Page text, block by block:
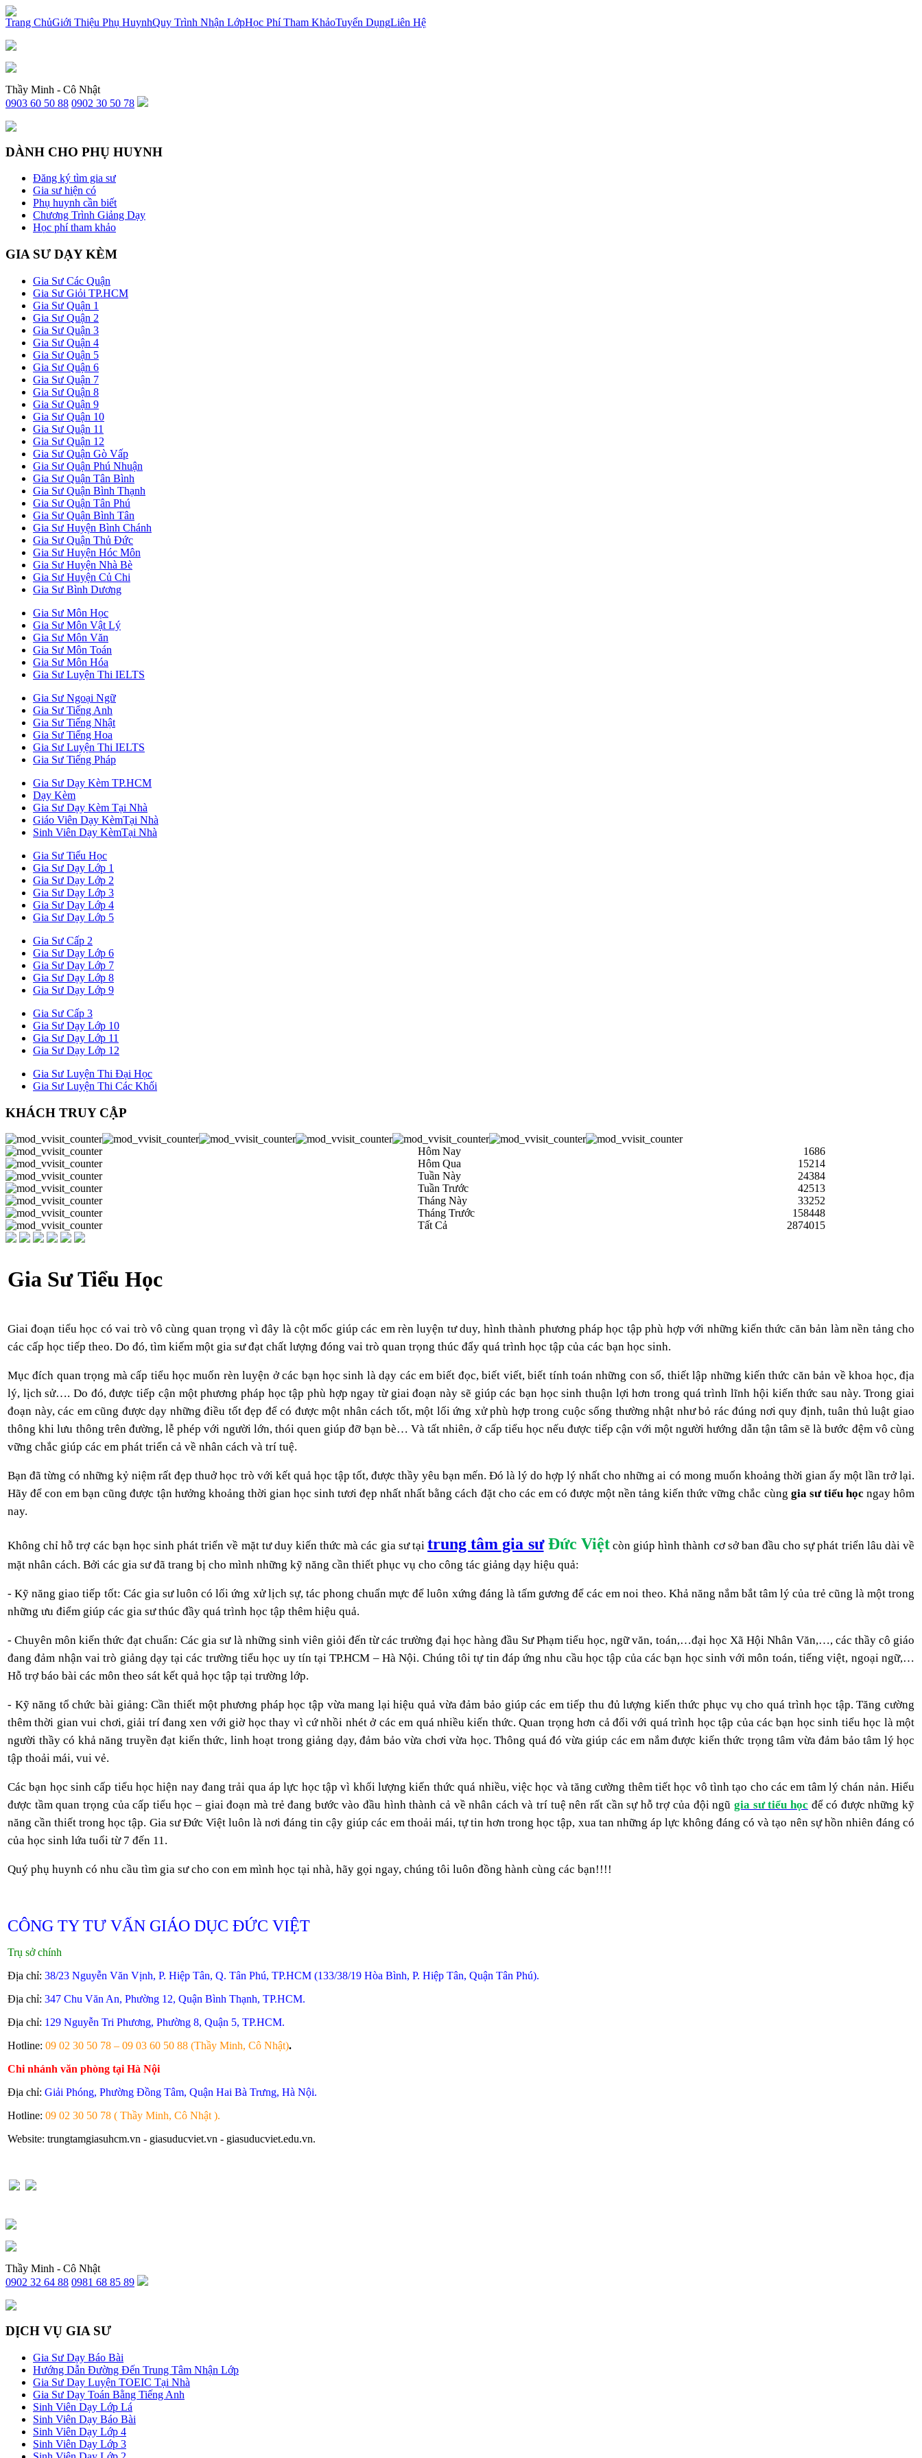
x
Trang ChủGiới Thiệu Phụ HuynhQuy Trình Nhận LớpHọc Phí Tham KhảoTuyển DụngLiên Hệ
Thầy Minh - Cô Nhật
0903 60 50 88 0902 30 50 78
DÀNH CHO PHỤ HUYNH
Đăng ký tìm gia sư
Gia sư hiện có
Phụ huynh cần biết
Chương Trình Giảng Dạy
Học phí tham khảo
GIA SƯ DẠY KÈM
Gia Sư Các Quận
Gia Sư Giỏi TP.HCM
Gia Sư Quận 1
Gia Sư Quận 2
Gia Sư Quận 3
Gia Sư Quận 4
Gia Sư Quận 5
Gia Sư Quận 6
Gia Sư Quận 7
Gia Sư Quận 8
Gia Sư Quận 9
Gia Sư Quận 10
Gia Sư Quận 11
Gia Sư Quận 12
Gia Sư Quận Gò Vấp
Gia Sư Quận Phú Nhuận
Gia Sư Quận Tân Bình
Gia Sư Quận Bình Thạnh
Gia Sư Quận Tân Phú
Gia Sư Quận Bình Tân
Gia Sư Huyện Bình Chánh
Gia Sư Quận Thủ Đức
Gia Sư Huyện Hóc Môn
Gia Sư Huyện Nhà Bè
Gia Sư Huyện Củ Chi
Gia Sư Bình Dương
Gia Sư Môn Học
Gia Sư Môn Vật Lý
Gia Sư Môn Văn
Gia Sư Môn Toán
Gia Sư Môn Hóa
Gia Sư Luyện Thi IELTS
Gia Sư Ngoại Ngữ
Gia Sư Tiếng Anh
Gia Sư Tiếng Nhật
Gia Sư Tiếng Hoa
Gia Sư Luyện Thi IELTS
Gia Sư Tiếng Pháp
Gia Sư Dạy Kèm TP.HCM
Dạy Kèm
Gia Sư Dạy Kèm Tại Nhà
Giáo Viên Dạy KèmTại Nhà
Sinh Viên Dạy KèmTại Nhà
Gia Sư Tiểu Học
Gia Sư Dạy Lớp 1
Gia Sư Dạy Lớp 2
Gia Sư Dạy Lớp 3
Gia Sư Dạy Lớp 4
Gia Sư Dạy Lớp 5
Gia Sư Cấp 2
Gia Sư Dạy Lớp 6
Gia Sư Dạy Lớp 7
Gia Sư Dạy Lớp 8
Gia Sư Dạy Lớp 9
Gia Sư Cấp 3
Gia Sư Dạy Lớp 10
Gia Sư Dạy Lớp 11
Gia Sư Dạy Lớp 12
Gia Sư Luyện Thi Đại Học
Gia Sư Luyện Thi Các Khối
KHÁCH TRUY CẬP
Hôm Nay
1686
Hôm Qua
15214
Tuần Này
24384
Tuần Trước
42513
Tháng Này
33252
Tháng Trước
158448
Tất Cả
2874015
Gia Sư Tiểu Học
Giai đoạn tiểu học có vai trò vô cùng quan trọng vì đây là cột mốc giúp các em rèn luyện tư duy, hình thành phương pháp học tập phù hợp với những kiến thức căn bản làm nền tảng cho
các cấp học tiếp theo. Do đó, tìm kiếm một gia sư đạt chất lượng đóng vai trò quan trọng thúc đẩy quá trình học tập của các bạn học sinh.
Mục đích quan trọng mà cấp tiểu học muốn rèn luyện ở các bạn học sinh là dạy các em biết đọc, biết viết, biết tính toán những con số, thiết lập những kiến thức căn bản về khoa học, địa
lý, lịch sử…. Do đó, được tiếp cận một phương pháp học tập phù hợp ngay từ giai đoạn này sẽ giúp các bạn học sinh thuận lợi hơn trong quá trình lĩnh hội kiến thức sau này. Trong giai
đoạn này, các em cũng được dạy những điều tốt đẹp để có được một nhân cách tốt, một lối ứng xử phù hợp trong cuộc sống thường nhật như bỏ rác đúng nơi quy định, tuân thủ luật giao
thông khi lưu thông trên đường, lễ phép với người lớn, thói quen giúp đỡ bạn bè… Và tất nhiên, ở cấp tiểu học nếu được tiếp cận với một người hướng dẫn tận tâm sẽ là bước đệm vô cùng
vững chắc giúp các em phát triển cả về nhân cách và trí tuệ.
Bạn đã từng có những kỷ niệm rất đẹp thuở học trò với kết quả học tập tốt, được thầy yêu bạn mến. Đó là lý do hợp lý nhất cho những ai có mong muốn khoảng thời gian ấy một lần trở lại.
Hãy để con em bạn cũng được tận hưởng khoảng thời gian học sinh tươi đẹp nhất nhất bằng cách đặt cho các em có được một nền tảng kiến thức vững chắc cùng gia sư tiểu học ngay hôm
nay.
Không chỉ hỗ trợ các bạn học sinh phát triển về mặt tư duy kiến thức mà các gia sư tạitrung tâm gia sưĐức Việtcòn giúp hình thành cơ sở ban đầu cho sự phát triển lâu dài về
mặt nhân cách. Bởi các gia sư đã trang bị cho mình những kỹ năng cần thiết phục vụ cho công tác giảng dạy hiệu quả:
- Kỹ năng giao tiếp tốt: Các gia sư luôn có lối ứng xử lịch sự, tác phong chuẩn mực để luôn xứng đáng là tấm gương để các em noi theo. Khả năng nắm bắt tâm lý của trẻ cũng là một trong
những ưu điểm giúp các gia sư thúc đầy quá trình học tập thêm hiệu quả.
- Chuyên môn kiến thức đạt chuẩn: Các gia sư là những sinh viên giỏi đến từ các trường đại học hàng đầu Sư Phạm tiểu học, ngữ văn, toán,…đại học Xã Hội Nhân Văn,…, các thầy cô giáo
đang đảm nhận vai trò giảng dạy tại các trường tiểu học uy tín tại TP.HCM – Hà Nội. Chúng tôi tự tin đáp ứng nhu cầu học tập của các bạn học sinh với môn toán, tiếng việt, ngoại ngữ,…
Hỗ trợ báo bài các môn theo sát kết quả học tập tại trường lớp.
- Kỹ năng tổ chức bài giảng: Cần thiết một phương pháp học tập vừa mang lại hiệu quả vừa đảm bảo giúp các em tiếp thu đủ lượng kiến thức phục vụ cho quá trình học tập. Tăng cường
thêm thời gian vui chơi, giải trí đang xen với giờ học thay vì cứ nhồi nhét ở các em quá nhiều kiến thức. Quan trọng hơn cả đối với quá trình học tập của các bạn học sinh tiểu học là một
người thầy có khả năng truyền đạt kiến thức, linh hoạt trong giảng dạy, đảm bảo vừa chơi vừa học. Thông quá đó vừa giúp các em nắm được kiến thức trọng tâm vừa đảm bảo tâm lý học
tập thoải mái, vui vẻ.
Các bạn học sinh cấp tiểu học hiện nay đang trải qua áp lực học tập vì khối lượng kiến thức quá nhiều, việc học và tăng cường thêm tiết học vô tình tạo cho các em tâm lý chán nản. Hiểu
được tầm quan trọng của cấp tiểu học – giai đoạn mà trẻ đang bước vào đầu hình thành cả về nhân cách và trí tuệ nên rất cần sự hỗ trợ của đội ngũ gia sư tiểu học để có được những kỹ
năng cần thiết trong học tập. Gia sư Đức Việt luôn là nơi đáng tin cậy giúp các em thoải mái, tự tin hơn trong học tập, xua tan những áp lực không đáng có và tạo nên sự hồn nhiên đáng có
của học sinh lứa tuổi từ 7 đến 11.
Quý phụ huynh có nhu cầu tìm gia sư cho con em mình học tại nhà, hãy gọi ngay, chúng tôi luôn đồng hành cùng các bạn!!!!
CÔNG TY TƯ VẤN GIÁO DỤC ĐỨC VIỆT
Trụ sở chính
Địa chỉ: 38/23 Nguyễn Văn Vịnh, P. Hiệp Tân, Q. Tân Phú, TP.HCM (133/38/19 Hòa Bình, P. Hiệp Tân, Quận Tân Phú).
Địa chỉ: 347 Chu Văn An, Phường 12, Quận Bình Thạnh, TP.HCM.
Địa chỉ: 129 Nguyễn Tri Phương, Phường 8, Quận 5, TP.HCM.
Hotline: 09 02 30 50 78 – 09 03 60 50 88 (Thầy Minh, Cô Nhật).
Chi nhánh văn phòng tại Hà Nội
Địa chỉ: Giải Phóng, Phường Đồng Tâm, Quận Hai Bà Trưng, Hà Nội.
Hotline: 09 02 30 50 78 ( Thầy Minh, Cô Nhật ).
Website: trungtamgiasuhcm.vn - giasuducviet.vn - giasuducviet.edu.vn.
Thầy Minh - Cô Nhật
0902 32 64 88 0981 68 85 89
DỊCH VỤ GIA SƯ
Gia Sư Dạy Báo Bài
Hướng Dẫn Đường Đến Trung Tâm Nhận Lớp
Gia Sư Dạy Luyện TOEIC Tại Nhà
Gia Sư Dạy Toán Bằng Tiếng Anh
Sinh Viên Dạy Lớp Lá
Sinh Viên Dạy Báo Bài
Sinh Viên Dạy Lớp 4
Sinh Viên Dạy Lớp 3